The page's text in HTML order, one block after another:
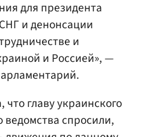
для президента
и денонсации
и
и Россией», —
главу украинского
спросили,